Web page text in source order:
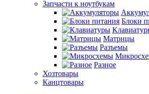
Запчасти к ноутбукам
Блоки
Матрицы
Разъемы
Разное
Хозтовары
Канцтовары